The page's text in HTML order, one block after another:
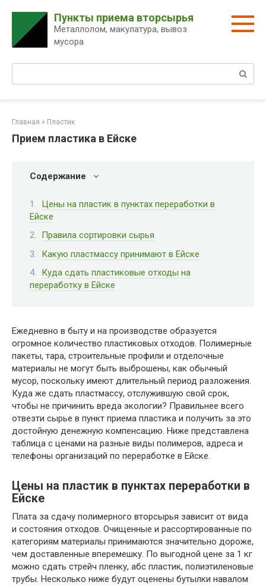
контенту
Пункты приема вторсырья
Металлолом, макулатура, вывоз
мусора
Главная » Пластик
Прием пластика в Ейске
Содержание
Цены на пластик в пунктах переработки в
Ейске
Правила сортировки сырья
Какую пластмассу принимают в Ейске
Куда сдать пластиковые отходы на
переработку в Ейске
Ежедневно в быту и на производстве образуется
огромное количество пластиковых отходов. Полимерные
пакеты, тара, строительные профили и отделочные
материалы не могут быть выброшены, как обычный
мусор, поскольку имеют длительный период разложения.
Куда же сдать пластмассу, отслужившую свой срок,
чтобы не причинить вреда экологии? Правильнее всего
отвезти сырье в пункт приема пластика и получить за это
достойную денежную компенсацию. Ниже представлена
таблица с ценами на разные виды полимеров, адреса и
телефоны организаций по переработке в Ейске.
Цены на пластик в пунктах переработки в
Ейске
Плата за сдачу полимерного вторсырья зависит от вида
и состояния отходов. Очищенные и рассортированные по
категориям материалы принимаются значительно дороже,
чем доставленные вперемешку. По выгодной цене за 1 кг
можно сдать стрейч пленку, абс пластик, полиэтиленовые
трубы. Несколько ниже будут оценены бутылки навалом